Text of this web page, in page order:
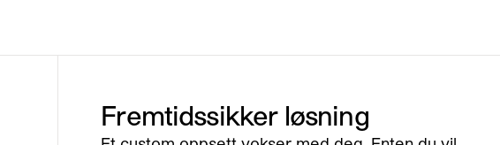
Fremtidssikker løsning